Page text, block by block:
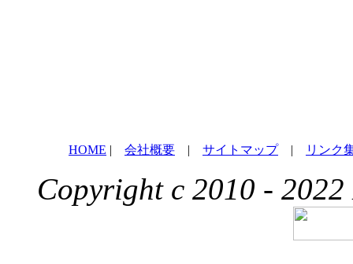
HOME | 会社概要 | サイトマップ| リンク
Copyright c 2010 - 2022